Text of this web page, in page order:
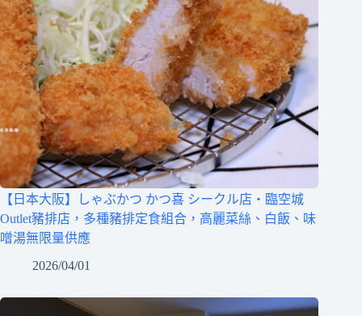
【日本大阪】しゃぶかつ かつ喜 シークル店‧臨空城
Outlet豬排店，多種豬排定食組合，高麗菜絲、白飯、味
噌湯無限量供應
2026/04/01